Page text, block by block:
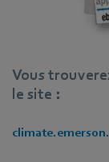
Vous
le site :